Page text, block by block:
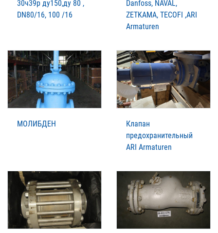
30ч39р ду150,ду 80 ,
DN80/16, 100 /16
Danfoss, NAVAL,
ZETKAMA, TECOFI ,ARI
Armaturen
МОЛИБДЕН
Клапан
предохранительный
ARI Armaturen